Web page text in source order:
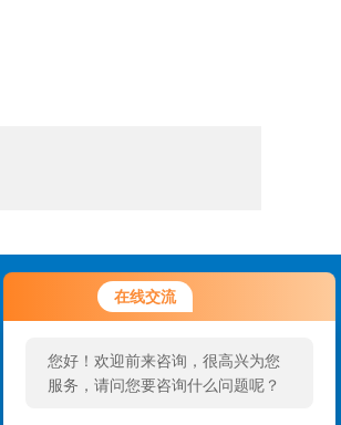
在线交流
您好！欢迎前来咨询，很高兴为您
服务，请问您要咨询什么问题呢？